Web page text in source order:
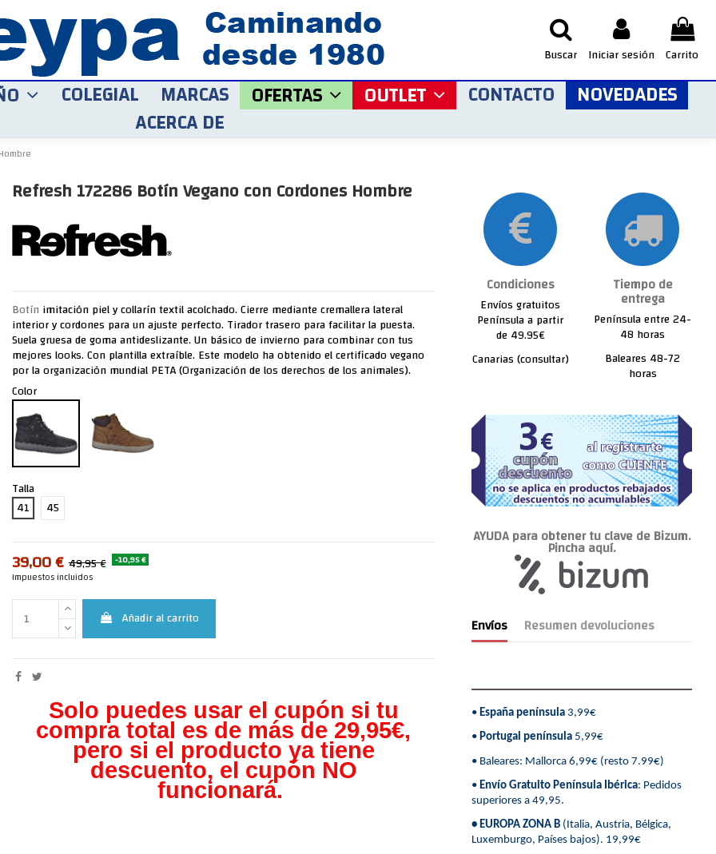
Buscar Iniciar sesión Carrito
COLEGIAL MARCAS OFERTAS OUTLET CONTACTO NOVEDADES
ACERCA DE
Refresh 172286 Botín Vegano con Cordones Hombre
Botín imitación piel y collarín textil acolchado. Cierre mediante cremallera lateral
interior y cordones para un ajuste perfecto. Tirador trasero para facilitar la puesta.
Suela gruesa de goma antideslizante. Un básico de invierno para combinar con tus
mejores looks. Con plantilla extraíble. Este modelo ha obtenido el certificado vegano
por la organización mundial PETA (Organización de los derechos de los animales).
Color
Talla
41
45
39,00 € 49,95 € -10,95 €
Impuestos incluidos
Añadir al carrito
Solo puedes usar el cupón si tu
compra total es de más de 29,95€,
pero si el producto ya tiene
descuento, el cupón NO
funcionará.
Condiciones
Envíos gratuitos
Península a partir
de 49.95€
Canarias (consultar)
Tiempo de
entrega
Península entre 24-
48 horas
Baleares 48-72
horas
AYUDA para obtener tu clave de Bizum.
Pincha aquí.
Envíos Resumen devoluciones
• España península3,99€
• Portugal península5,99€
• Baleares: Mallorca 6,99€ (resto 7.99€)
• Envío Gratuito Península Ibérica: Pedidos
superiores a 49,95.
• EUROPA ZONA B(Italia, Austria, Bélgica,
Luxemburgo, Países bajos). 19,99€